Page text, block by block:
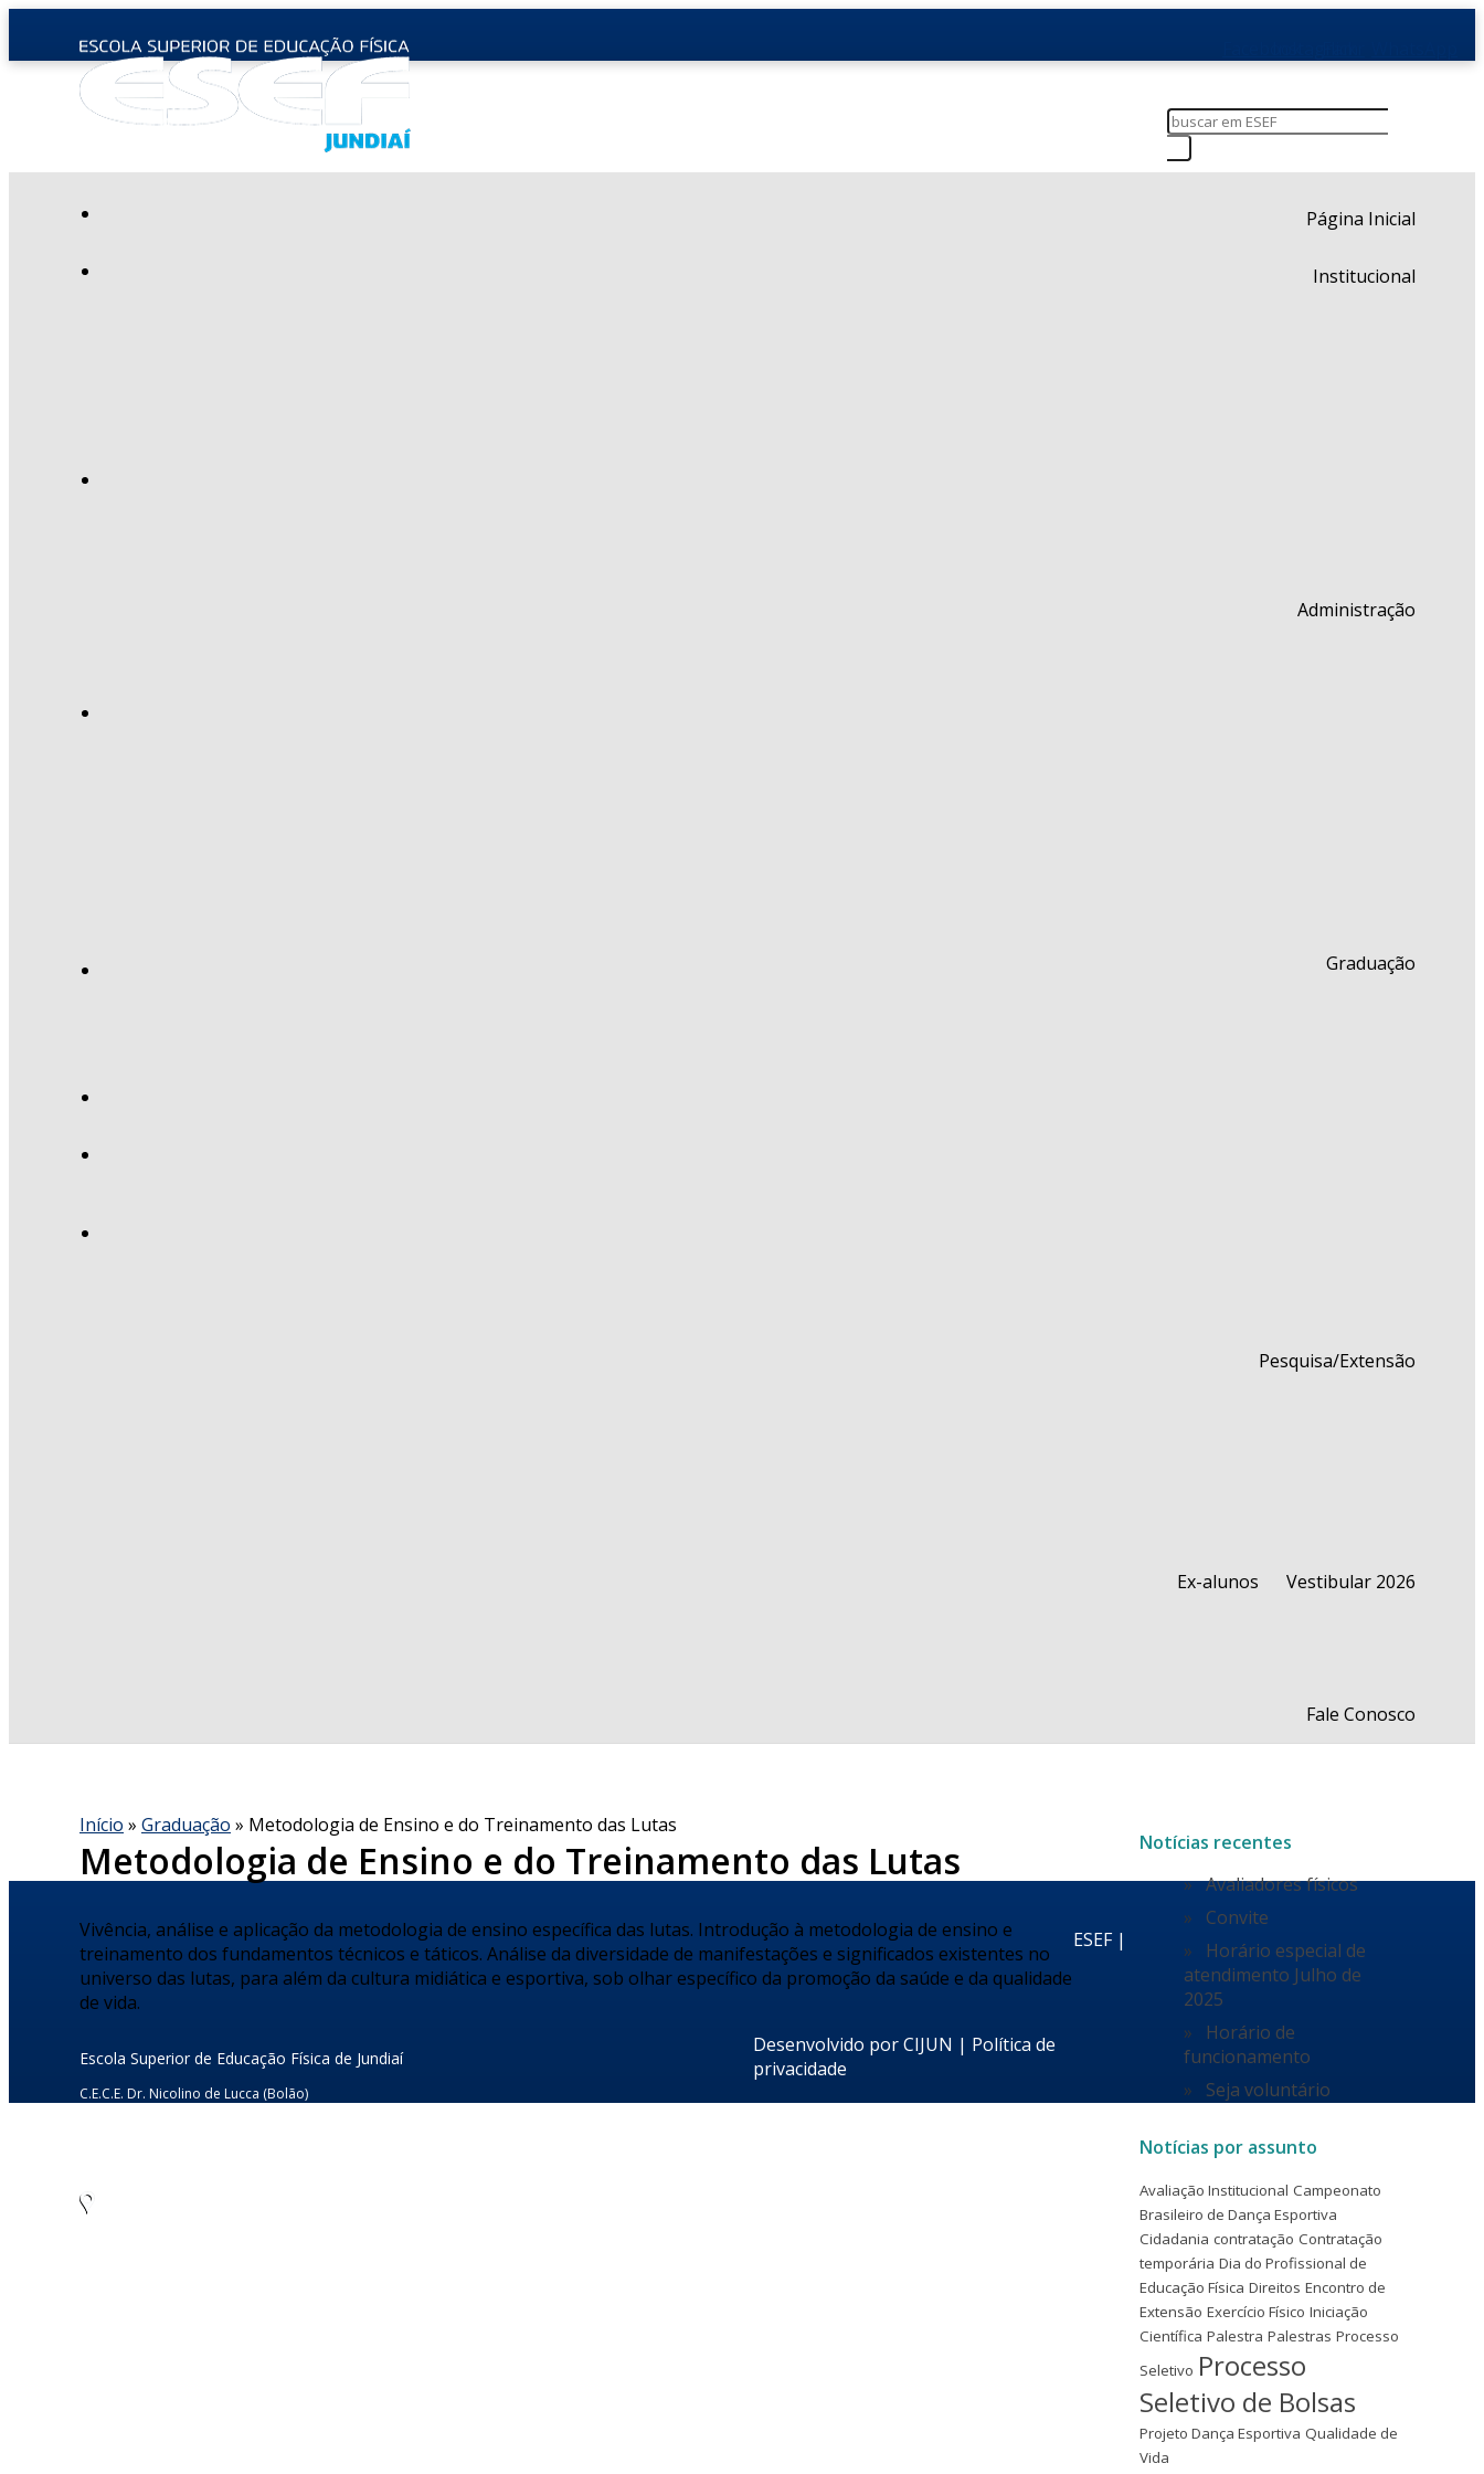
Página Inicial
Institucional
Administração
Graduação
Pesquisa/Extensão
Vestibular 2026
Ex-alunos
Fale Conosco
Início » Graduação » Metodologia de Ensino e do Treinamento das Lutas
Metodologia de Ensino e do Treinamento das Lutas
Vivência, análise e aplicação da metodologia de ensino específica das lutas. Introdução à metodologia de ensino e
treinamento dos fundamentos técnicos e táticos. Análise da diversidade de manifestações e significados existentes no
universo das lutas, para além da cultura midiática e esportiva, sob olhar específico da promoção da saúde e da qualidade
de vida.
Notícias recentes
Avaliadores físicos
Convite
Horário especial de
atendimento Julho de
2025
Horário de
funcionamento
Seja voluntário
Notícias por assunto
Avaliação Institucional Campeonato
Brasileiro de Dança Esportiva
Cidadania contratação Contratação
temporária Dia do Profissional de
Educação Física Direitos Encontro de
Extensão Exercício Físico Iniciação
Científica Palestra Palestras Processo
Seletivo Processo
Seletivo de Bolsas
Projeto Dança Esportiva Qualidade de
Vida
Escola Superior de Educação Física de Jundiaí
C.E.C.E. Dr. Nicolino de Lucca (Bolão)
ESEF |
Desenvolvido porCIJUN | Política de
privacidade